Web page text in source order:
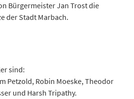
Bürgermeister Jan Trost die
der Stadt Marbach.
sind:
Petzold, Robin Moeske, Theodor
und Harsh Tripathy.